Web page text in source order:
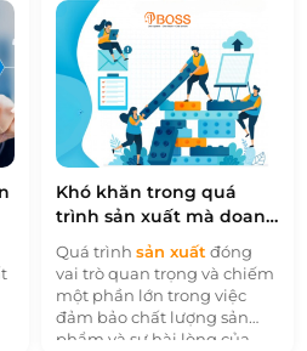
nhau như nguồn cung cấp,
chất lượng sản phẩm, quy
trình sản xuất, và thậm chí
là yêu cầu của khách hàng.
Việc xác định rủi ro và ước
tính tác động của chúng
giúp tập trung nguồn lực
vào các điểm quan trọng
nhất. Sau đó, phải xây dựng
và triển khai các biện pháp
hoặc loại bỏ các rủi ro này.
Điều này bao gồm việc
thiết lập quy trình kiểm tra
chất lượng, duy trì quy trình
sản xuất ổn định, và xây
Khó khăn trong quá
trình sản xuất mà doanh
nghiệp thường gặp
Quá trìnhsản xuất đóng
vai trò quan trọng và chiếm
một phần lớn trong việc
đảm bảo chất lượng sản
phẩm và sự hài lòng của